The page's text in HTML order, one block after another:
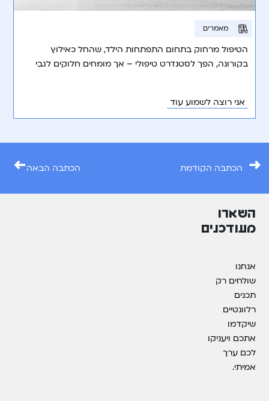
מאמרים
הטיפול מרחוק בתחום התפתחות הילד, שהחל כאילוץ
בקורונה, הפך לסטנדרט טיפולי – אך מומחים חלוקים לגבי
אני רוצה לשמוע עוד
→ הכתבה הקודמת הכתבה הבאה←
השארו
מעודכנים
אנחנו
שולחים רק
תכנים
רלוונטיים
שיקדמו
אתכם ויעניקו
לכם ערך
אמיתי.